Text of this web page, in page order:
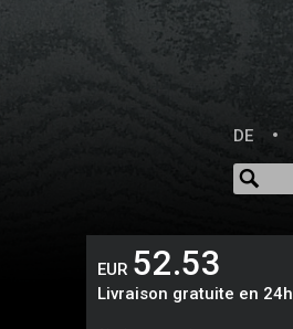
DE
EUR 52.53
Livraison gratuite en 24h